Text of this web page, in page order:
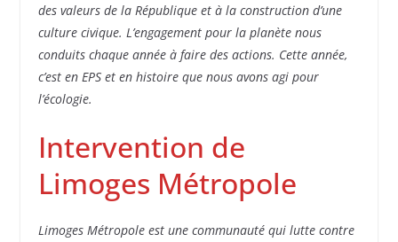
des valeurs de la République et à la construction d’une
culture civique. L’engagement pour la planète nous
conduits chaque année à faire des actions. Cette année,
c’est en EPS et en histoire que nous avons agi pour
l’écologie.
Intervention de
Limoges Métropole
Limoges Métropole est une communauté qui lutte contre